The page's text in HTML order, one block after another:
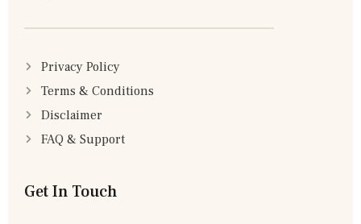
Privacy Policy
Terms & Conditions
Disclaimer
FAQ & Support
Get In Touch